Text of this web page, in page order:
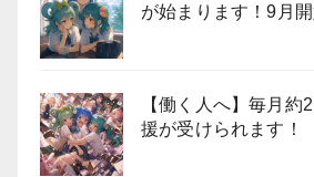
が始まります！9月
【働く人へ】毎月約
援が受けられます！